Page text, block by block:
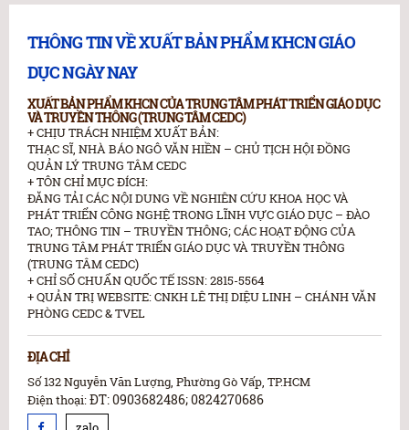
THÔNG TIN VỀ XUẤT BẢN PHẨM KHCN GIÁO
DỤC NGÀY NAY
XUẤT BẢN PHẨM KHCN CỦA TRUNG TÂM PHÁT TRIỂN GIÁO DỤC
VÀ TRUYỀN THÔNG (TRUNG TÂM CEDC)
+ CHỊU TRÁCH NHIỆM XUẤT BẢN:
THẠC SĨ, NHÀ BÁO NGÔ VĂN HIỀN – CHỦ TỊCH HỘI ĐỒNG
QUẢN LÝ TRUNG TÂM CEDC
+ TÔN CHỈ MỤC ĐÍCH:
ĐĂNG TẢI CÁC NỘI DUNG VỀ NGHIÊN CỨU KHOA HỌC VÀ
PHÁT TRIỂN CÔNG NGHỆ TRONG LĨNH VỰC GIÁO DỤC – ĐÀO
TAO; THÔNG TIN – TRUYỀN THÔNG; CÁC HOẠT ĐỘNG CỦA
TRUNG TÂM PHÁT TRIỂN GIÁO DỤC VÀ TRUYỀN THÔNG
(TRUNG TÂM CEDC)
+ CHỈ SỐ CHUẨN QUỐC TẾ ISSN: 2815-5564
+ QUẢN TRỊ WEBSITE: CNKH LÊ THỊ DIỆU LINH – CHÁNH VĂN
PHÒNG CEDC & TVEL
ĐỊA CHỈ
Số 132 Nguyễn Văn Lượng, Phường Gò Vấp, TP.HCM
Điện thoại:ĐT: 0903682486; 0824270686